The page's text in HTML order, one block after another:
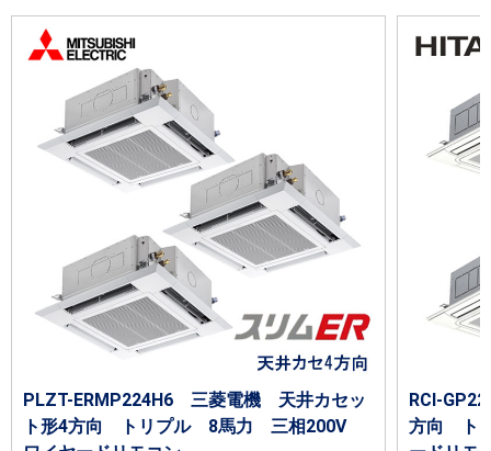
PLZT-ERMP224H6 三菱電機 天井カセッ
ト形4方向 トリプル 8馬力 三相200V
RCI-
方向 ト